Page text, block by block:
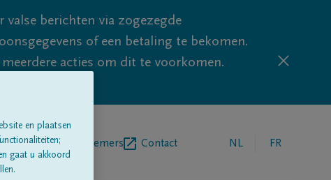
berichten via zogezegde
of een betaling te bekomen.
acties om dit te voorkomen.
Begrafenisondernemers Contact NL FR
en plaatsen
gaat u akkoord